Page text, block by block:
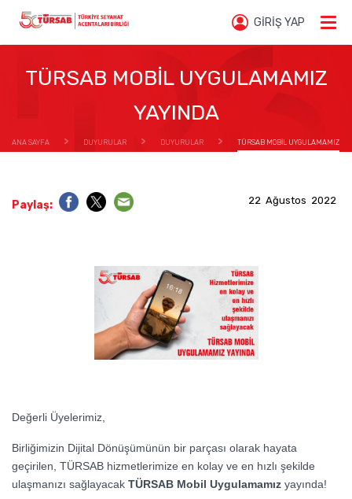
GİRİŞ YAP
TÜRSAB MOBİL UYGULAMAMIZ
YAYINDA
ANA SAYFA DUYURULAR DUYURULAR TÜRSAB MOBİL UYGULAMAMIZ
22 Ağustos 2022
Paylaş:
Değerli Üyelerimiz,
Birliğimizin Dijital Dönüşümünün bir parçası olarak hayata
geçirilen, TÜRSAB hizmetlerimize en kolay ve en hızlı şekilde
ulaşmanızı sağlayacak TÜRSAB Mobil Uygulamamız yayında!